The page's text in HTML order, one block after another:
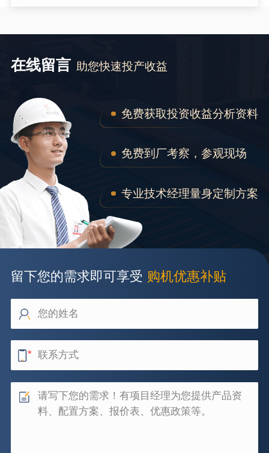
在线留言 助您快速投产收益
免费获取投资收益分析资料
免费到厂考察，参观现场
专业技术经理量身定制方案
留下您的需求即可享受 购机优惠补贴